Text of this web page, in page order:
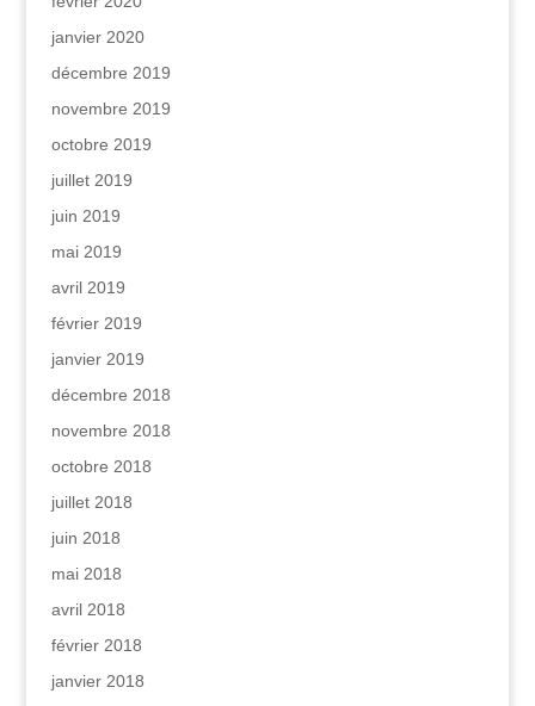
janvier 2020
décembre 2019
novembre 2019
octobre 2019
juillet 2019
juin 2019
mai 2019
avril 2019
février 2019
janvier 2019
décembre 2018
novembre 2018
octobre 2018
juillet 2018
juin 2018
mai 2018
avril 2018
février 2018
janvier 2018